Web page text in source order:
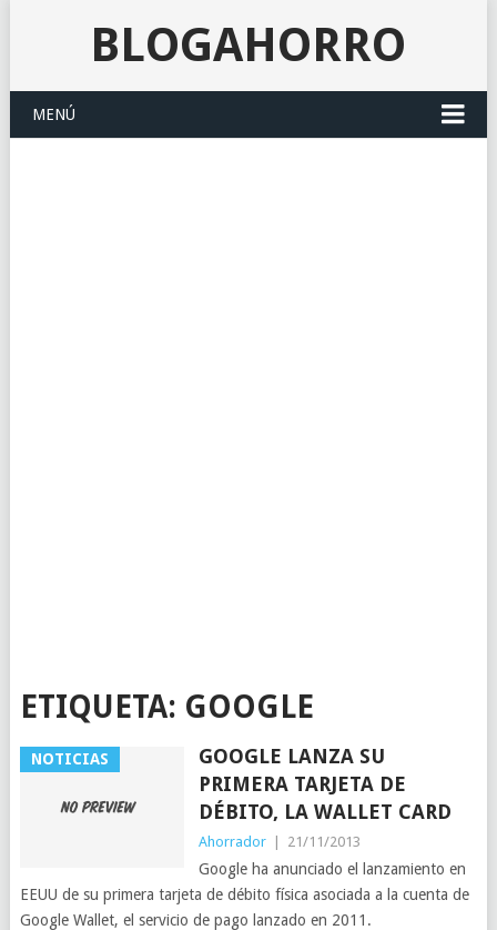
BLOGAHORRO
MENÚ
ETIQUETA: GOOGLE
NOTICIAS
GOOGLE LANZA SU
PRIMERA TARJETA DE
DÉBITO, LA WALLET CARD
Ahorrador 21/11/2013
Google ha anunciado el lanzamiento en
EEUU de su primera tarjeta de débito física asociada a la cuenta de
Google Wallet, el servicio de pago lanzado en 2011.